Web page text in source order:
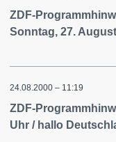
ZDF-
Sonntag, 27.
24.08.2000 – 11:19
ZDF-
Uhr / hallo